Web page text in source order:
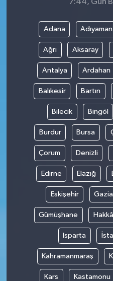
7:44, Gün
Adana Adıyaman
Ağrı Aksaray
Antalya Ardahan
Balıkesir Bartın
Bilecik Bingöl
Burdur Bursa
Çorum Denizli
Edirne Elazığ
Eskişehir
Gümüşhane
Isparta
Kahramanmaraş
Kars Kastamonu